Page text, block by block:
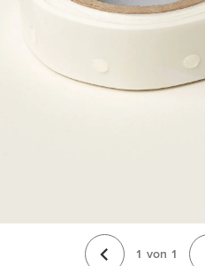
1 von 1